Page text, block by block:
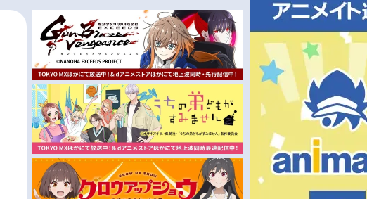
配信・Vtuber トレンド 無料マンガ
メ曜日別一覧 秋アニメ
冬アニメ